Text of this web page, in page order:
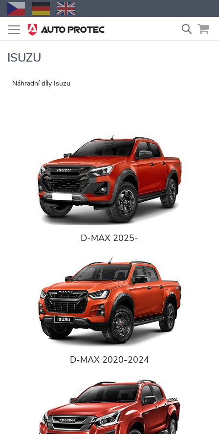
Přejít
na
obsah
ISUZU
Náhradní díly Isuzu
D-MAX 2025-
D-MAX 2020-2024